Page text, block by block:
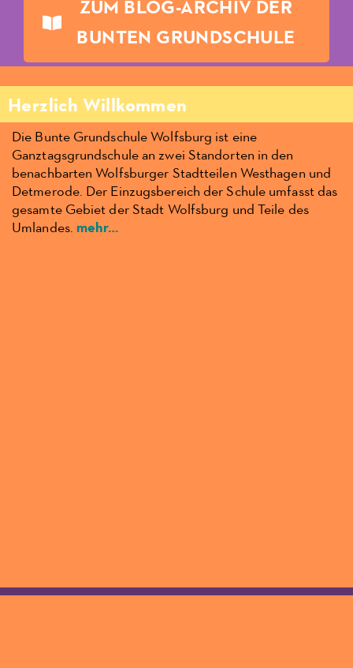
ZUM BLOG-ARCHIV DER
BUNTEN GRUNDSCHULE
Herzlich Willkommen
Die Bunte Grundschule Wolfsburg ist eine
Ganztagsgrundschule an zwei Standorten in den
benachbarten Wolfsburger Stadtteilen Westhagen und
Detmerode. Der Einzugsbereich der Schule umfasst das
gesamte Gebiet der Stadt Wolfsburg und Teile des
Umlandes. mehr…